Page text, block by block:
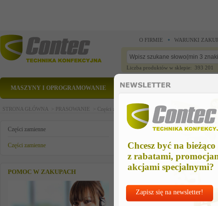
Chcesz być na bieżąco
z rabatami,
akcjami specjalnymi?
Zapisz się na newsletter!
O FIRMIE WARUNKI
Liczba produktów w sklepie: 393 201
MASZYNY I OPROGRAMOWANIE CZĘŚCI ZAMIENNE
STRONA GŁÓWNA > PRASOWANIE > Części zamienne >Części zamienne > grzalka 3,9
Części zamienne
Części zamienne
POMOC W ZAKUPACH
grzalka 3,9 kw/220 v